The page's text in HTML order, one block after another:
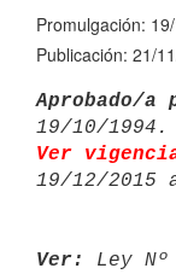
Promulgación:
Publicación: 21/
Aprobado/a
Ver
19/12/
Ver:
Ley